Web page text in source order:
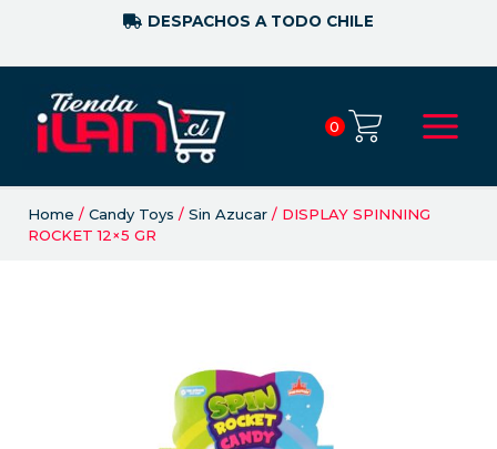
DESPACHOS A TODO CHILE
0
Home / Candy Toys / Sin Azucar / DISPLAY SPINNING
ROCKET 12×5 GR